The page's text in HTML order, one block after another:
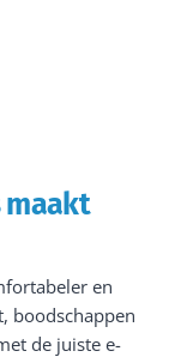
maakt
en
boodschappen
de juiste e-